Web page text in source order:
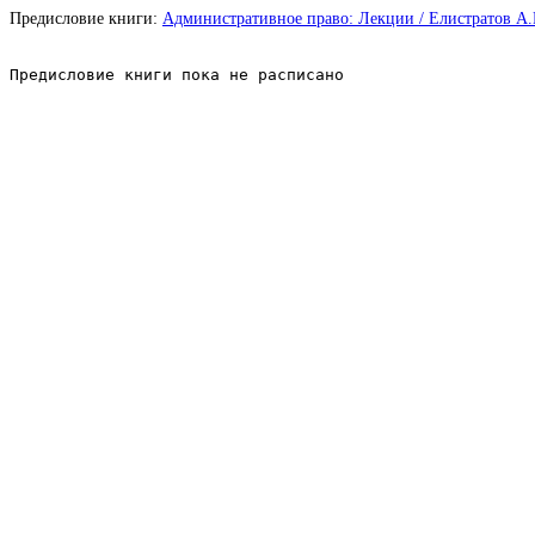
Предисловие книги: Административное право: Лекции / Елистратов
Предисловие книги пока не расписано